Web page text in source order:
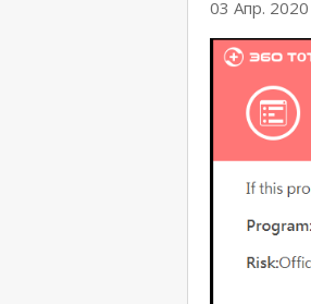
03 Апр. 2020